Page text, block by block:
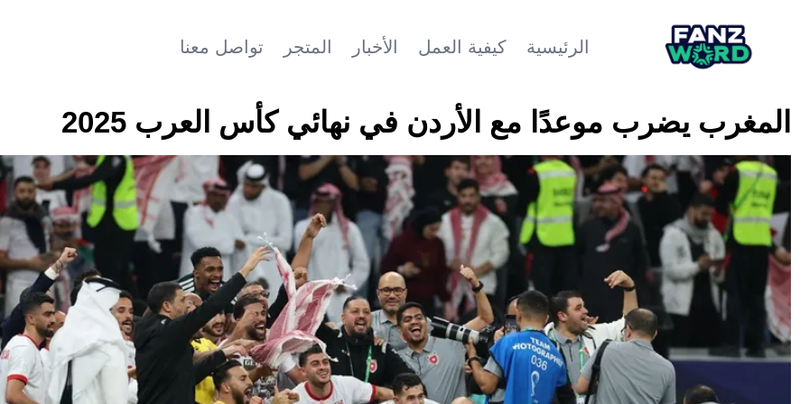
الرئيسية كيفية العمل الأخبار المتجر تواصل معنا
المغرب يضرب موعدًا مع الأردن في نهائي كأس العرب 2025